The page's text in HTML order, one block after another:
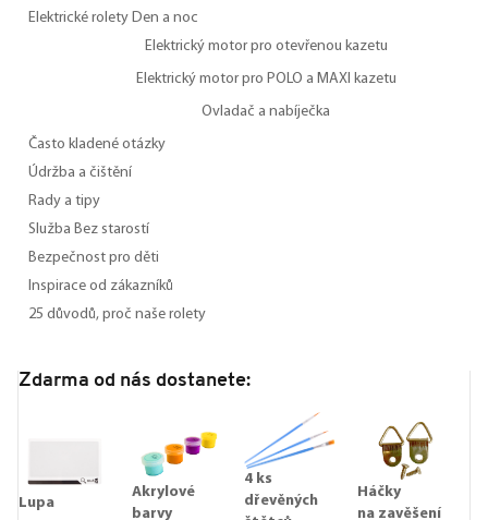
Elektrické rolety Den a noc
Elektrický motor pro otevřenou kazetu
Elektrický motor pro POLO a MAXI kazetu
Ovladač a nabíječka
Často kladené otázky
Údržba a čištění
Rady a tipy
Služba Bez starostí
Bezpečnost pro děti
Inspirace od zákazníků
25 důvodů, proč naše rolety
Zdarma od nás dostanete:
Lupa
Akrylové
barvy
4 ks
dřevěných
Háčky
na zavěšení